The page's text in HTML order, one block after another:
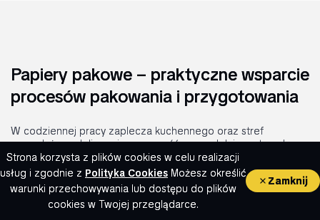
Szukaj Moje konto Ulubione
0
Papiery pakowe – praktyczne wsparcie
procesów pakowania i przygotowania
W codziennej pracy zaplecza kuchennego oraz stref
sprzedażowych liczy się sprawność, porządek i powtarzalna
jakość działań. Materiały pakoweułatwiają organizację
stanowisk, skracają czas obsługi i wspierają utrzymanie
standardów sanitarnychprzy różnorodnym asortymencie.
Właściwie dobrany papier pakowy porządkuje procesy
pakowania, zabezpiecza wyroby i zwiększa wygodę pracy
Strona korzysta z plików cookies w celu realizacji
usług i zgodnie z Polityka Cookies Możesz określić
warunki przechowywania lub dostępu do plików
cookies w Twojej przeglądarce.
Zamknij